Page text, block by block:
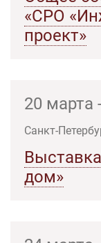
«СРО
проект»
20 марта
Санкт-
дом»